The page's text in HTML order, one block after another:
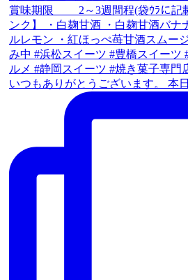
いつもありがとうございます。 本日